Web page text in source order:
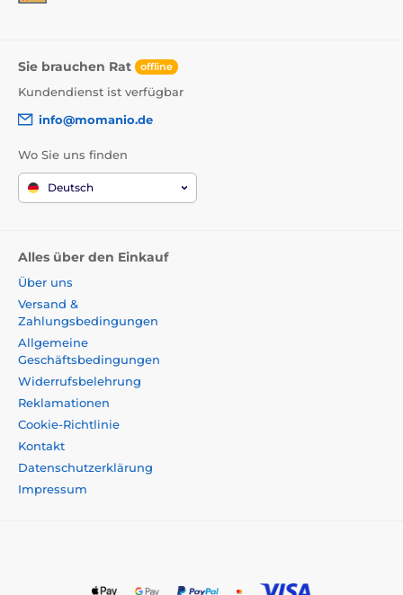
Sie brauchen Rat offline
Kundendienst ist verfügbar
info@momanio.de
Wo Sie uns finden
Deutsch
Alles über den Einkauf
Über uns
Versand &
Zahlungsbedingungen
Allgemeine
Geschäftsbedingungen
Widerrufsbelehrung
Reklamationen
Cookie-Richtlinie
Kontakt
Datenschutzerklärung
Impressum